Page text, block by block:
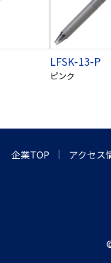
LFSK-13-P
ピンク
企業TOP アクセス